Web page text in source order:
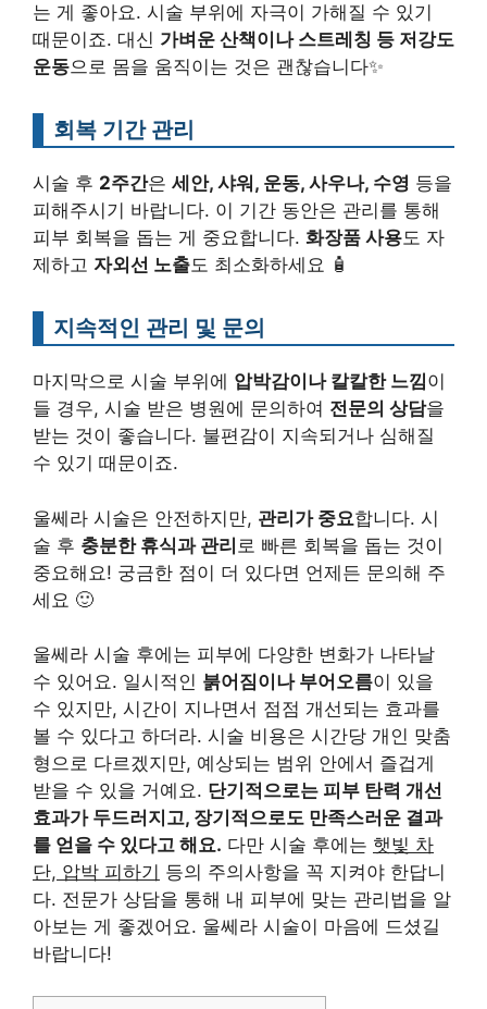
는 게 좋아요. 시술 부위에 자극이 가해질 수 있기
때문이죠. 대신 가벼운 산책이나 스트레칭 등 저강도
운동으로 몸을 움직이는 것은 괜찮습니다✨
회복 기간 관리
시술 후 2주간은 세안, 샤워, 운동, 사우나, 수영 등을
피해주시기 바랍니다. 이 기간 동안은 관리를 통해
피부 회복을 돕는 게 중요합니다. 화장품 사용도 자
제하고 자외선 노출도 최소화하세요 🧴
지속적인 관리 및 문의
마지막으로 시술 부위에 압박감이나 칼칼한 느낌이
들 경우, 시술 받은 병원에 문의하여 전문의 상담을
받는 것이 좋습니다. 불편감이 지속되거나 심해질
수 있기 때문이죠.
울쎄라 시술은 안전하지만, 관리가 중요합니다. 시
술 후 충분한 휴식과 관리 로 빠른 회복을 돕는 것이
중요해요! 궁금한 점이 더 있다면 언제든 문의해 주
세요 🙂
울쎄라 시술 후에는 피부에 다양한 변화가 나타날
수 있어요. 일시적인 붉어짐이나 부어오름이 있을
수 있지만, 시간이 지나면서 점점 개선되는 효과를
볼 수 있다고 하더라. 시술 비용은 시간당 개인 맞춤
형으로 다르겠지만, 예상되는 범위 안에서 즐겁게
받을 수 있을 거예요. 단기적으로는 피부 탄력 개선
효과가 두드러지고, 장기적으로도 만족스러운 결과
를 얻을 수 있다고 해요. 다만 시술 후에는 햇빛 차
단, 압박 피하기 등의 주의사항을 꼭 지켜야 한답니
다. 전문가 상담을 통해 내 피부에 맞는 관리법을 알
아보는 게 좋겠어요. 울쎄라 시술이 마음에 드셨길
바랍니다!